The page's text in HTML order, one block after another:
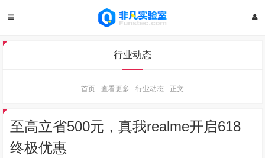
行业动态
首页 - 查看更多 - 行业动态 - 正文
至高立省500元，真我realme开启618
终极优惠